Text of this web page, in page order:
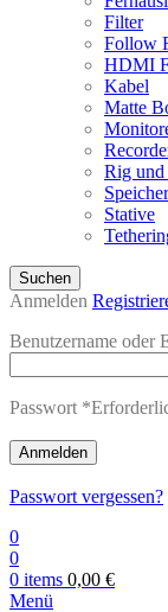
Filter
Follow
HDMI
Kabel
Matte
Rig und
Stative
Suchen
Anmelden
Benutzername oder
Passwort *
Anmelden
Passwort vergessen?
0
0
0 items 0,00 €
Menü